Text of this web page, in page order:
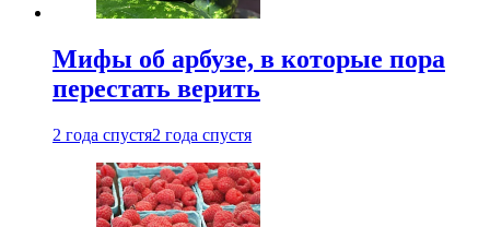
Мифы об арбузе, в которые пора
перестать верить
2 года спустя2 года спустя